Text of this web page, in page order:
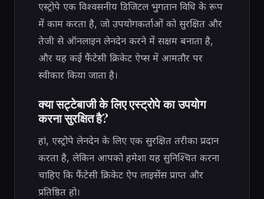
एस्ट्रोपे एक विश्वसनीय डिजिटल भुगतान विधि के रूप
में काम करता है, जो उपयोगकर्ताओं को सुरक्षित और
तेजी से ऑनलाइन लेनदेन करने में सक्षम बनाता है,
और यह कई फैंटेसी क्रिकेट ऐप्स में आमतौर पर
स्वीकार किया जाता है।
क्या सट्टेबाजी के लिए एस्ट्रोपे का उपयोग
करना सुरक्षित है?
हां, एस्ट्रोपे लेनदेन के लिए एक सुरक्षित तरीका प्रदान
करता है, लेकिन आपको हमेशा यह सुनिश्चित करना
चाहिए कि फैंटेसी क्रिकेट ऐप लाइसेंस प्राप्त और
प्रतिष्ठित हो।